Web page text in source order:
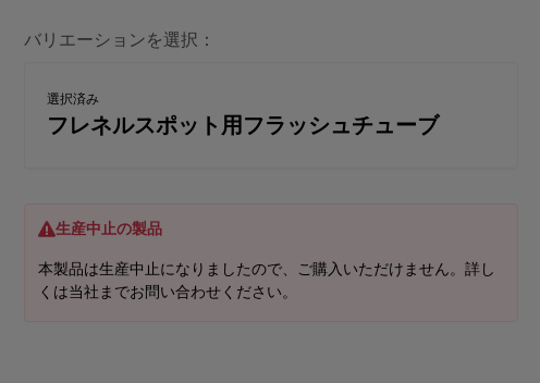
バリエーションを選択：
選択済み
フレネルスポット用フラッシュチューブ
生産中止の製品
本製品は生産中止になりましたので、ご購入いただけません。詳し
くは当社までお問い合わせください。